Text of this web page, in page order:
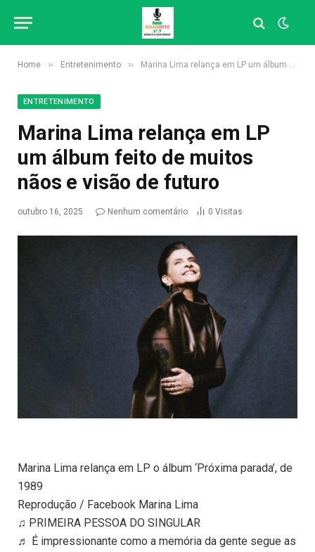
Home » Entretenimento » Marina Lima relança em LP um álbum feito de muitos nãos e visão de futuro
ENTRETENIMENTO
Marina Lima relança em LP
um álbum feito de muitos
nãos e visão de futuro
outubro 16, 2025 Nenhum comentário 0 Visitas
Marina Lima relança em LP o álbum ‘Próxima parada’, de
1989
Reprodução / Facebook Marina Lima
♫ PRIMEIRA PESSOA DO SINGULAR
♬ É impressionante como a memória da gente segue as